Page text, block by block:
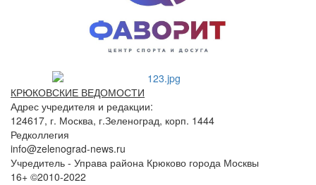
КРЮКОВСКИЕ ВЕДОМОСТИ
Адрес учредителя и редакции:
124617, г. Москва, г.Зеленоград, корп. 1444
Редколлегия
info@zelenograd-news.ru
Учредитель - Управа района Крюково города Москвы
16+ ©2010-2022